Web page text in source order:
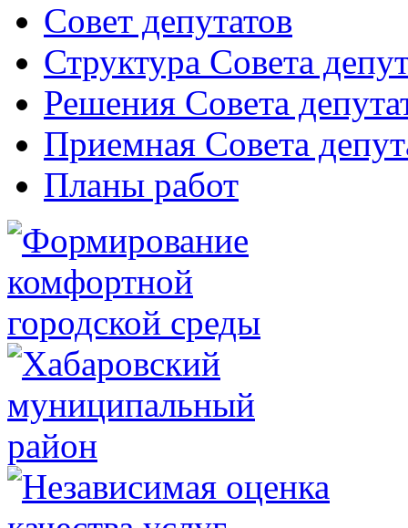
Совет депутатов
Структура Совета
Решения Совета
Приемная Совета
Планы работ